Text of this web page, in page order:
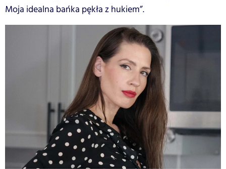
Moja idealna bańka pękła z hukiem”.